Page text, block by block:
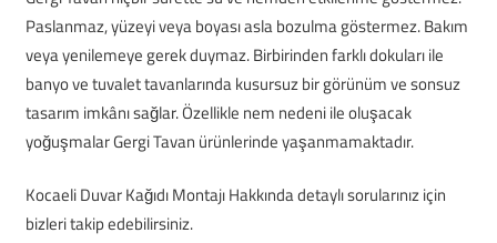
Paslanmaz, yüzeyi veya boyası asla bozulma göstermez. Bakım
veya yenilemeye gerek duymaz. Birbirinden farklı dokuları ile
banyo ve tuvalet tavanlarında kusursuz bir görünüm ve sonsuz
tasarım imkânı sağlar. Özellikle nem nedeni ile oluşacak
yoğuşmalar Gergi Tavan ürünlerinde yaşanmamaktadır.
Kocaeli Duvar Kağıdı Montajı Hakkında detaylı sorularınız için
bizleri takip edebilirsiniz.